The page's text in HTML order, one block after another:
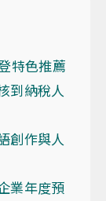
特色推薦
到納稅人
創作與人
業年度預